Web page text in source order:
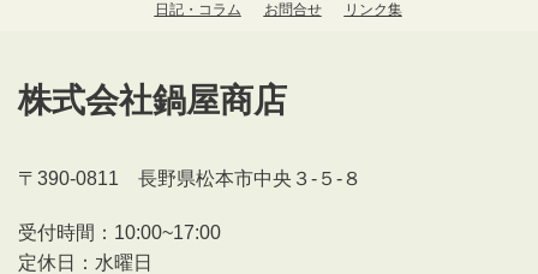
日記・コラム
お問合せ リンク集
株式会社鍋屋商店
〒390-0811 長野県松本市中央３-５-８
受付時間： 10:00~17:00
定休日：水曜日